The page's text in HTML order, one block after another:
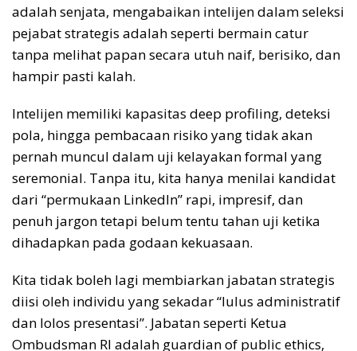
adalah senjata, mengabaikan intelijen dalam seleksi
pejabat strategis adalah seperti bermain catur
tanpa melihat papan secara utuh naif, berisiko, dan
hampir pasti kalah.
Intelijen memiliki kapasitas deep profiling, deteksi
pola, hingga pembacaan risiko yang tidak akan
pernah muncul dalam uji kelayakan formal yang
seremonial. Tanpa itu, kita hanya menilai kandidat
dari “permukaan LinkedIn” rapi, impresif, dan
penuh jargon tetapi belum tentu tahan uji ketika
dihadapkan pada godaan kekuasaan.
Kita tidak boleh lagi membiarkan jabatan strategis
diisi oleh individu yang sekadar “lulus administratif
dan lolos presentasi”. Jabatan seperti Ketua
Ombudsman RI adalah guardian of public ethics,